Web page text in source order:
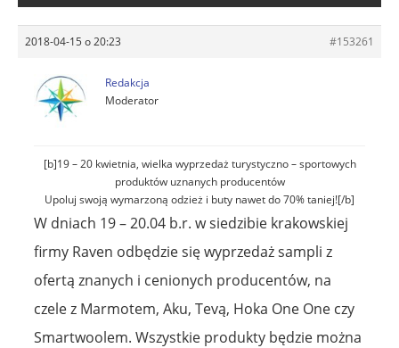
2018-04-15 o 20:23 #153261
Redakcja
Moderator
[b]19 – 20 kwietnia, wielka wyprzedaż turystyczno – sportowych
produktów uznanych producentów
Upoluj swoją wymarzoną odzież i buty nawet do 70% taniej![/b]
W dniach 19 – 20.04 b.r. w siedzibie krakowskiej
firmy Raven odbędzie się wyprzedaż sampli z
ofertą znanych i cenionych producentów, na
czele z Marmotem, Aku, Tevą, Hoka One One czy
Smartwoolem. Wszystkie produkty będzie można